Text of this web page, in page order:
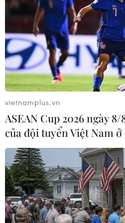
Theo dõi VietnamPlus
TIN LIÊN QUAN
vietnamplus.vn
ASEAN Cup 2026 ngày
của đội tuyển Việt Nam